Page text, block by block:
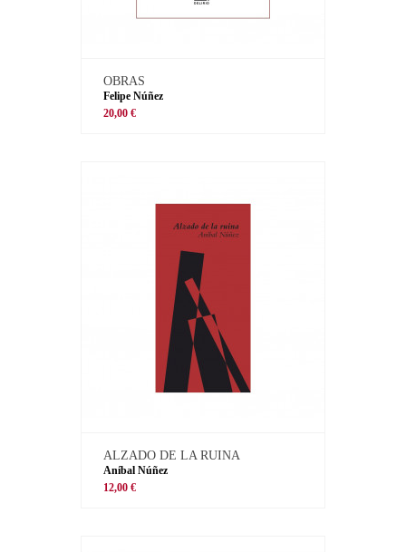
OBRAS
Felipe Núñez
20,00 €
ALZADO DE LA RUINA
Aníbal Núñez
12,00 €